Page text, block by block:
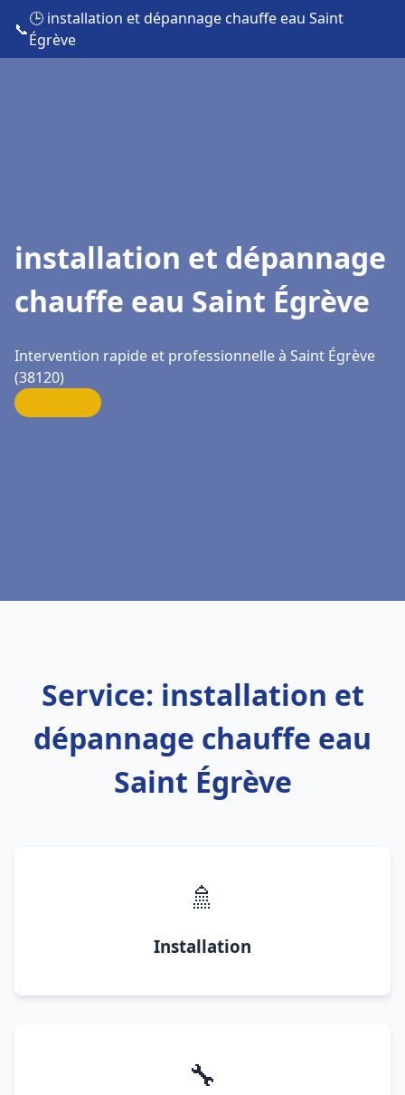
📞
🕒 installation et dépannage chauffe eau Saint
Égrève
installation et dépannage
chauffe eau Saint Égrève
Intervention rapide et professionnelle à Saint Égrève
(38120)
Service: installation et
dépannage chauffe eau
Saint Égrève
🚿
Installation
🔧